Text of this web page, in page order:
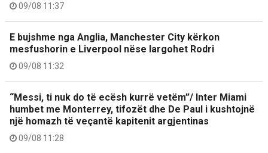
09/08 11:37
E bujshme nga Anglia, Manchester City kërkon
mesfushorin e Liverpool nëse largohet Rodri
09/08 11:32
“Messi, ti nuk do të ecësh kurrë vetëm”/ Inter Miami
humbet me Monterrey, tifozët dhe De Paul i kushtojnë
një homazh të veçantë kapitenit argjentinas
09/08 11:28